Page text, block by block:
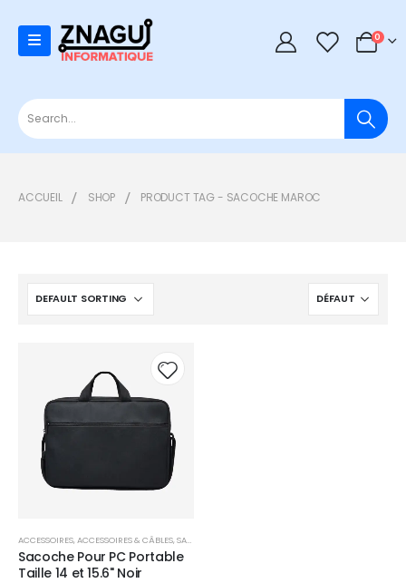
0 0
ACCUEIL SHOP PRODUCT TAG - SACOCHE MAROC
Add to
wishlist
ACCESSOIRES, ACCESSOIRES & CÂBLES,SACS & SACOCHES
Sacoche Pour PC Portable
Taille 14 et 15.6" Noir